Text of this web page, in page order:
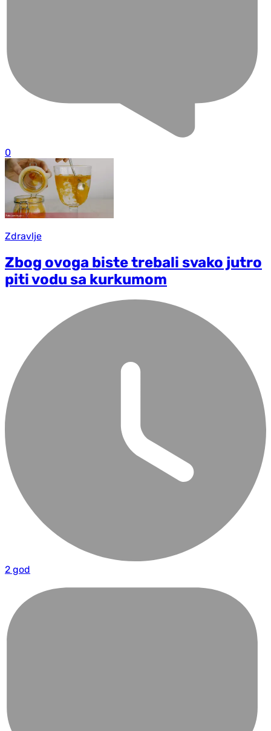
0
Zdravlje
Zbog ovoga biste trebali svako jutro
piti vodu sa kurkumom
2 god